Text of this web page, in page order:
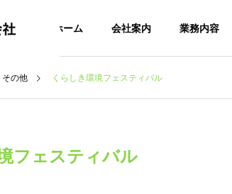
ホーム 会社案内 業務内容
その他 くらしき環境フェスティバル
フェスティバル